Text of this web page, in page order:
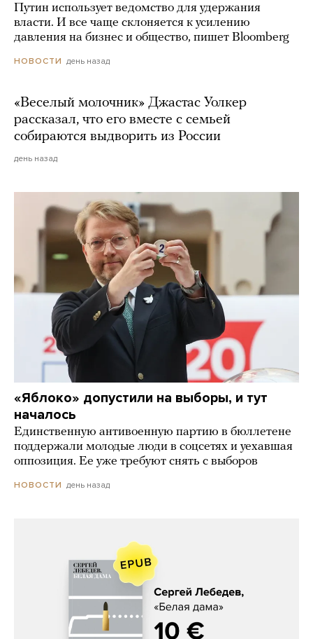
Путин использует ведомство для удержания
власти. И все чаще склоняется к усилению
давления на бизнес и общество, пишет Bloomberg
НОВОСТИ день назад
«Веселый молочник» Джастас Уолкер
рассказал, что его вместе с семьей
собираются выдворить из России
день назад
«Яблоко» допустили на выборы, и тут
началось
Единственную антивоенную партию в бюллетене
поддержали молодые люди в соцсетях и уехавшая
оппозиция. Ее уже требуют снять с выборов
НОВОСТИ день назад